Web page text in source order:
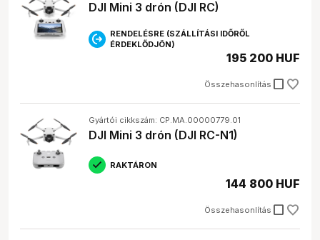
DJI Mini 3 drón (DJI RC)
RENDELÉSRE (SZÁLLÍTÁSI IDŐRŐL
ÉRDEKLŐDJÖN)
Összehasonlítás check_box_outline_blank
195 200 HUF
Gyártói cikkszám: CP.MA.00000779.01
DJI Mini 3 drón (DJI RC-N1)
RAKTÁRON
Összehasonlítás check_box_outline_blank
144 800 HUF